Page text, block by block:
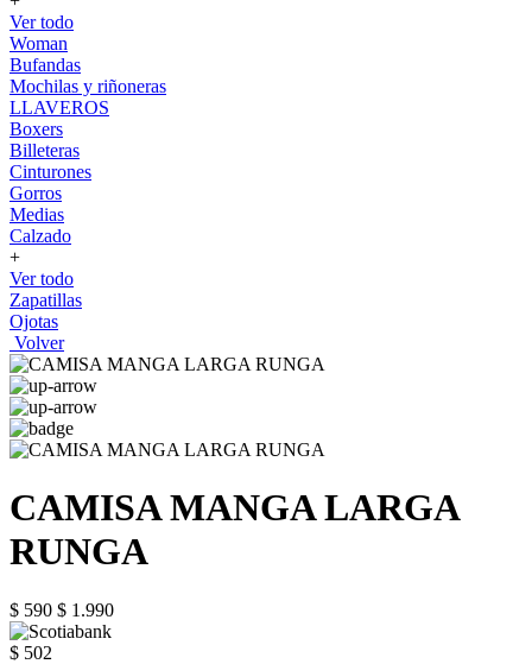
Ver todo
Woman
Bufandas
Mochilas y riñoneras
LLAVEROS
Boxers
Billeteras
Cinturones
Gorros
Medias
Calzado
+
Ver todo
Zapatillas
Ojotas
Volver
CAMISA MANGA LARGA
RUNGA
$ 590 $ 1.990
$ 502